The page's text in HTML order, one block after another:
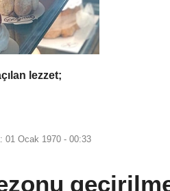
lezzet;
01 Ocak 1970 - 00:33